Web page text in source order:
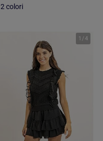
2 colori
1 /4